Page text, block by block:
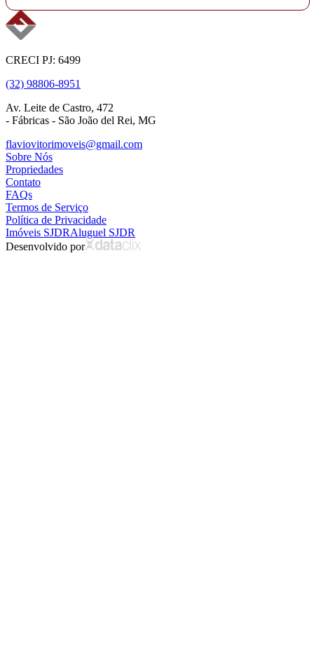
CRECI PJ: 6499
(32) 98806-8951
Av. Leite de Castro, 472
- Fábricas - São João del Rei, MG
flaviovitorimoveis@gmail.com
Sobre Nós
Propriedades
Contato
FAQs
Termos de Serviço
Política de Privacidade
Imóveis SJDRAluguel SJDR
Desenvolvido por